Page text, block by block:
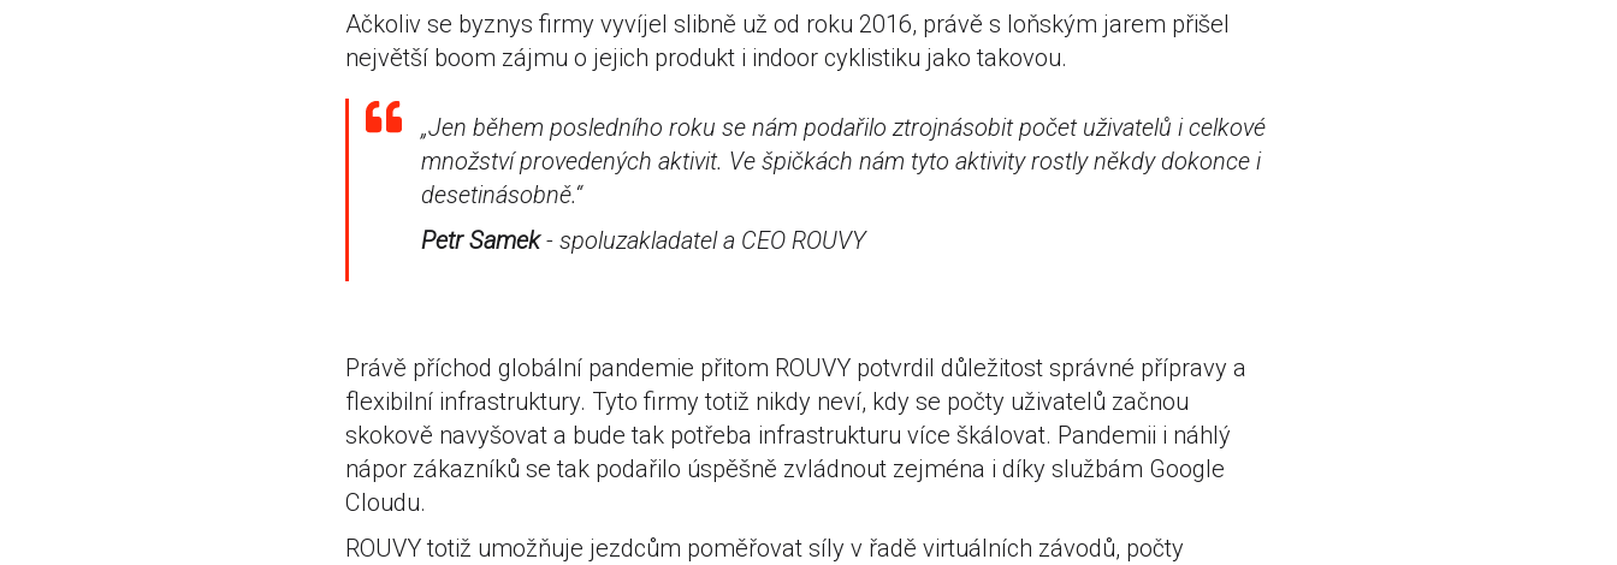
Ačkoliv se byznys firmy vyvíjel slibně už od roku 2016, právě s loňským jarem přišel
největší boom zájmu o jejich produkt i indoor cyklistiku jako takovou.
„Jen během posledního roku se nám podařilo ztrojnásobit počet uživatelů i celkové
množství provedených aktivit. Ve špičkách nám tyto aktivity rostly někdy dokonce i
desetinásobně.“
Petr Samek - spoluzakladatel a CEO ROUVY
Právě příchod globální pandemie přitom ROUVY potvrdil důležitost správné přípravy a
flexibilní infrastruktury. Tyto firmy totiž nikdy neví, kdy se počty uživatelů začnou
skokově navyšovat a bude tak potřeba infrastrukturu více škálovat. Pandemii i náhlý
nápor zákazníků se tak podařilo úspěšně zvládnout zejména i díky službám Google
Cloudu.
ROUVY totiž umožňuje jezdcům poměřovat síly v řadě virtuálních závodů, počty